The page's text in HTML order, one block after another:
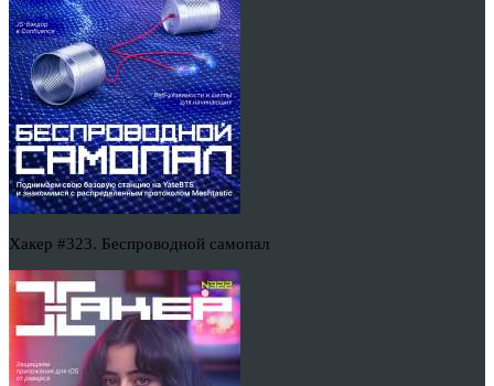
Хакер #323. Беспроводной самопал